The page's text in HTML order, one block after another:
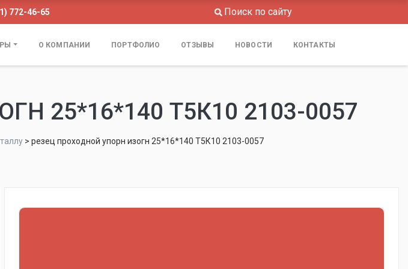
772-46-65 Поиск по сайту
О КОМПАНИИ ПОРТФОЛИО ОТЗЫВЫ НОВОСТИ КОНТАКТЫ
25*16*140 Т5К10 2103-0057
> резец проходной упорн изогн 25*16*140 Т5К10 2103-0057